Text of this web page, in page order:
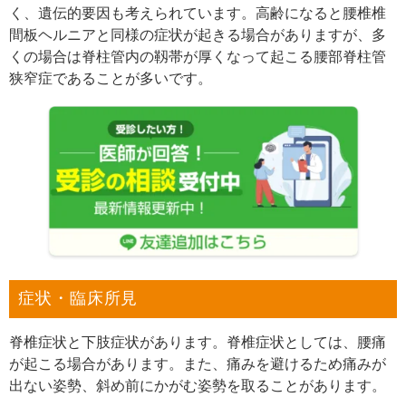
く、遺伝的要因も考えられています。高齢になると腰椎椎
間板ヘルニアと同様の症状が起きる場合がありますが、多
くの場合は脊柱管内の靱帯が厚くなって起こる腰部脊柱管
狭窄症であることが多いです。
症状・臨床所見
脊椎症状と下肢症状があります。脊椎症状としては、腰痛
が起こる場合があります。また、痛みを避けるため痛みが
出ない姿勢、斜め前にかがむ姿勢を取ることがあります。